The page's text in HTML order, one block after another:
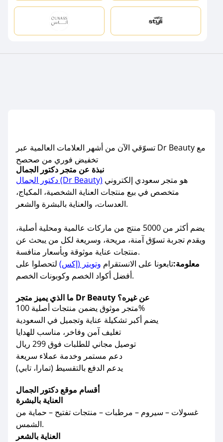
تسوّقي الآن من أشهر العلامات العالمية عبر Dr Beauty مع
تخفيض فوري من صحصح
نبذة عن متجر دكتور الجمال
دكتور الجمال (Dr Beauty)
متخصص في بيع منتجات العناية الشخصية، المكياج،
العدسات، والعناية بالبشرة والشعر.
يضم أكثر من 5000 منتج من ماركات عالمية ومحلية أصلية،
ويقدم تجربة تسوّق آمنة، مريحة، وسريعة لكل من يبحث عن
منتجات عناية موثوقة وبأسعار منافسة.
معلومة:تابعونا على الانستقرام وتويتر (إكس) لتحصلوا على
أفضل أكواد الخصم وكوبونات الخصم.
ما الذي يميز متجر Dr Beauty عن غيره؟
متجر موثوق يضمن منتجات أصلية 100%
يضم أكبر تشكيلة عناية وتجميل في السعودية
تغليف آمن وفاخر، مناسب للهدايا
توصيل مجاني للطلبات فوق 299 ريال
دعم مستمر وخدمة عملاء سريعة
يدعم الدفع بالتقسيط (تمارا، تابي)
أقسام موقع دكتور الجمال
العناية بالبشرة
غسولات – سيروم – مرطبات – منتجات تفتيح – حماية من
الشمس.
العناية بالشعر